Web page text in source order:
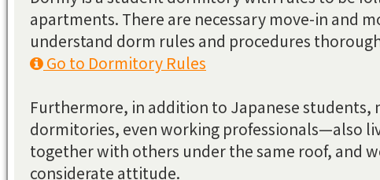
名古屋/甲府/新潟/金沢
NIIGATA/KANAZAWA
大阪/京都/神戸/奈良